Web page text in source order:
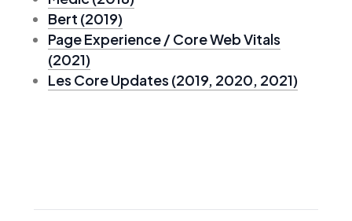
Bert (2019)
Page Experience / Core Web Vitals
(2021)
Les Core Updates (2019, 2020, 2021)